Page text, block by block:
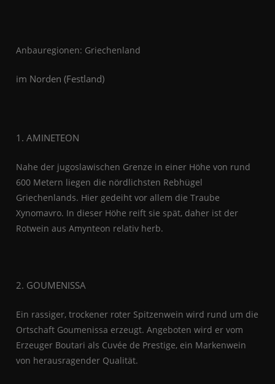
Anbauregionen: Griechenland
im Norden (Festland)
1. AMINETEON
Nahe der jugoslawischen Grenze in einer Höhe von rund
600 Metern liegen die nördlichsten Rebhügel
Griechenlands. Hier gedeiht vor allem die Traube
Xynomavro. In dieser Höhe reift sie spät, daher ist der
Rotwein aus Amynteon relativ herb.
2. GOUMENISSA
Ein rassiger, trockener roter Spitzenwein wird rund um die
Ortschaft Goumenissa erzeugt. Angeboten wird er vom
Erzeuger Boutari als Cuvée de Prestige, ein Markenwein
von herausragender Qualität.